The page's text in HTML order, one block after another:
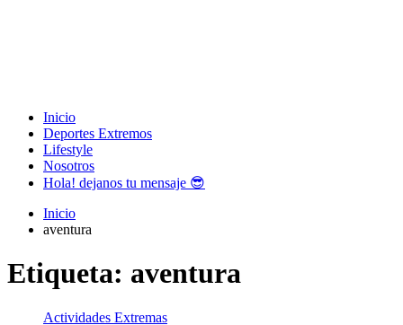
Inicio
Deportes Extremos
Lifestyle
Nosotros
Hola! dejanos tu mensaje 😎
Inicio
aventura
Etiqueta: aventura
Actividades Extremas